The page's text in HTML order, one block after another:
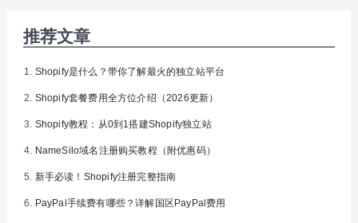
推荐文章
Shopify是什么？带你了解最火的独立站平台
Shopify套餐费用全方位介绍（2026更新）
Shopify教程：从0到1搭建Shopify独立站
NameSilo域名注册购买教程（附优惠码）
新手必读！Shopify注册完整指南
PayPal手续费有哪些？详解国区PayPal费用